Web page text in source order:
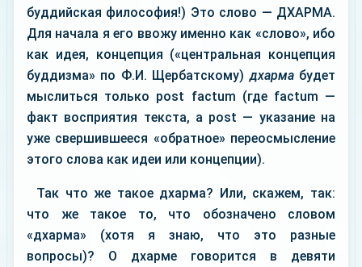
буддийская философия!) Это слово — ДХАРМА.
Для начала я его ввожу именно как «слово», ибо
как идея, концепция («центральная концепция
буддизма» по Ф.И. Щербатскому)дхармабудет
мыслиться только post factum (где factum —
факт восприятия текста, a post — указание на
уже свершившееся «обратное» переосмысление
этого слова как идеи или концепции).
Так что же такое дхарма? Или, скажем, так:
что же такое то, что обозначено словом
«дхарма» (хотя я знаю, что это разные
вопросы)? О дхарме говорится в девяти